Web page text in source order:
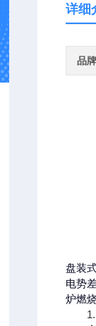
详细
品牌
盘装
电势
炉燃